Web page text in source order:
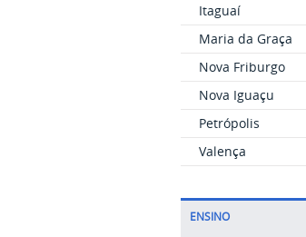
Itaguaí
Maria da Graça
Nova Friburgo
Nova Iguaçu
Petrópolis
Valença
ENSINO